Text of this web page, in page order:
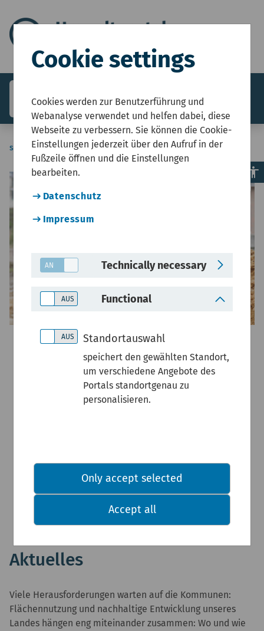
search menuMenü
sie-sind-hier Start Themenfeld Fläche Aktuelles
©
Aktuelles
Mit uns auf dem Laufenden –
Aktuelles
Viele Herausforderungen warten auf die Kommunen:
Flächennutzung und nachhaltige Entwicklung unseres
Landes hängen eng miteinander zusammen: Wo und wie
Cookie settings
Cookies werden zur Benutzerführung und
Webanalyse verwendet und helfen dabei, diese
Webseite zu verbessern. Sie können die Cookie-
Einstellungen jederzeit über den Aufruf in der
Fußzeile öffnen und die Einstellungen
bearbeiten.
Datenschutz
Impressum
Technically necessary
Functional
Standortauswahl
speichert den gewählten Standort,
um verschiedene Angebote des
Portals standortgenau zu
personalisieren.
Only accept selected
Accept all
accessibility